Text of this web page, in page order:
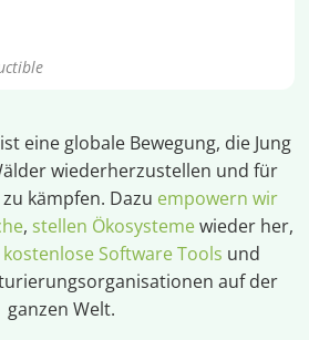
ist eine globale Bewegung, die Jung
wiederherzustellen und für
kämpfen. Dazu empowern wir
, stellen Ökosystemewieder her,
Software Tools und
auf der
ganzen Welt.